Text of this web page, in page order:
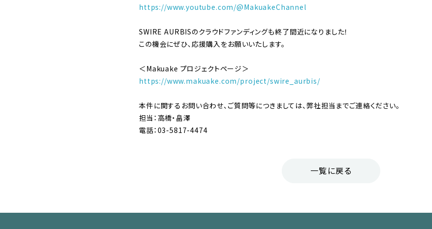
https://www.youtube.com/@MakuakeChannel
SWIRE AURBISのクラウドファンディングも終了間近になりました！
この機会にぜひ、応援購入をお願いいたします。
＜Makuake プロジェクトページ＞
https://www.makuake.com/project/swire_aurbis/
本件に関するお問い合わせ、ご質問等につきましては、弊社担当までご連絡ください。
担当：高橋・畠澤
電話：03-5817-4474
一覧に戻る